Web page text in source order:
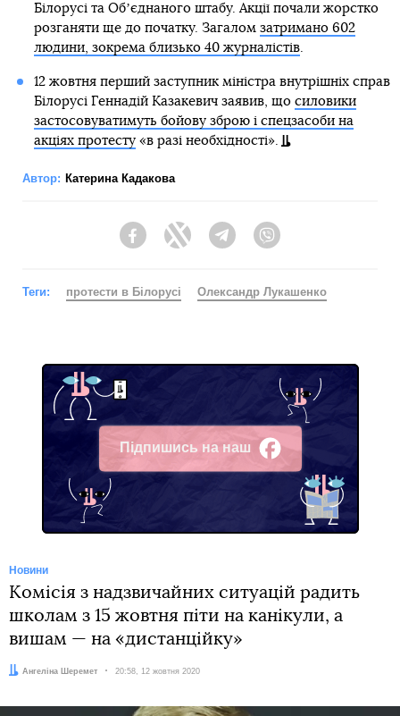
Білорусі та Обʼєднаного штабу. Акції почали жорстко
розганяти ще до початку. Загалом затримано 602
людини, зокрема близько 40 журналістів.
12 жовтня перший заступник міністра внутрішніх справ
Білорусі Геннадій Казакевич заявив, що силовики
застосовуватимуть бойову зброю і спецзасоби на
акціях протесту«в разі необхідності».
Автор: Катерина Кадакова
FacebookTwitter Telegram
Теги: протести в Білорусі Олександр Лукашенко
Підпишись на наш
Facebook
Новини
Комісія з надзвичайних ситуацій радить
школам з 15 жовтня піти на канікули, а
вишам — на «дистанційку»
Автор:
Ангеліна Шеремет Дата:
20:58, 12 жовтня 2020